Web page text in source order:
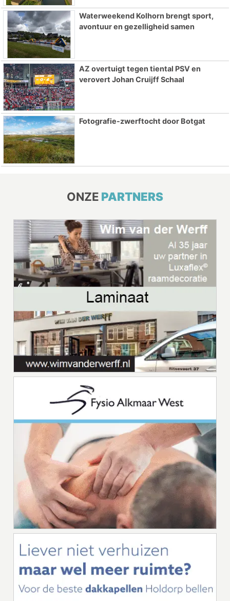
Waterweekend Kolhorn brengt sport,
avontuur en gezelligheid samen
AZ overtuigt tegen tiental PSV en
verovert Johan Cruijff Schaal
Fotografie-zwerftocht door Botgat
ONZE PARTNERS